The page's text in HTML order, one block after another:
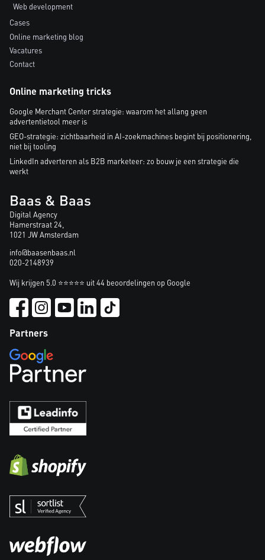
Web development
Cases
Online marketing blog
Vacatures
Contact
Online marketing tricks
Google Merchant Center strategie: waarom het allang geen
advertentietool meer is
GEO-strategie: zichtbaarheid in AI-zoekmachines begint bij positionering,
niet bij tooling
LinkedIn adverteren als B2B marketeer: zo bouw je een strategie die
werkt
Baas & Baas
Digital Agency
Hamerstraat 24,
1021 JW Amsterdam
info@baasenbaas.nl
020-2148939
Wij krijgen 5.0 ⭐⭐⭐⭐⭐ uit 44 beoordelingen op Google
Partners